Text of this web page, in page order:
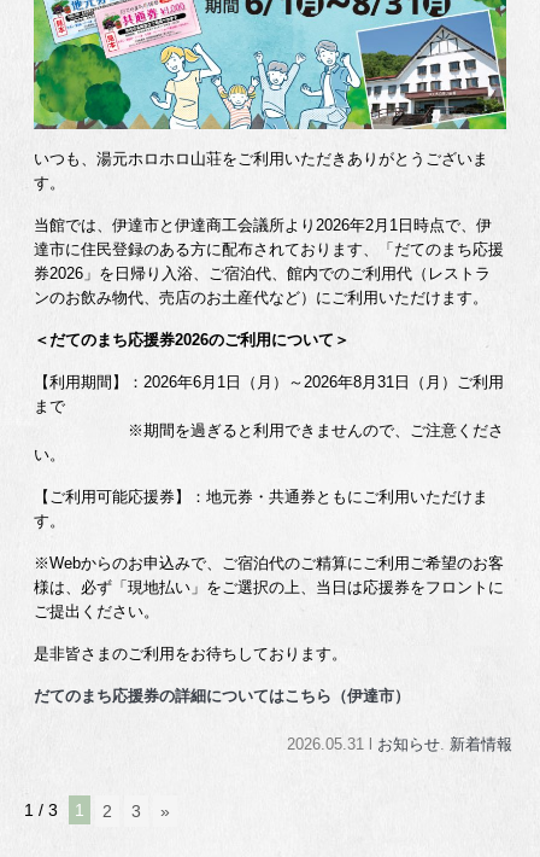
いつも、湯元ホロホロ山荘をご利用いただきありがとうございま
す。
当館では、伊達市と伊達商工会議所より2026年2月1日時点で、伊
達市に住民登録のある方に配布されております、「だてのまち応援
券2026」を日帰り入浴、ご宿泊代、館内でのご利用代（レストラ
ンのお飲み物代、売店のお土産代など）にご利用いただけます。
＜だてのまち応援券2026のご利用について＞
【利用期間】：2026年6月1日（月）～2026年8月31日（月）ご利用
まで
※期間を過ぎると利用できませんので、ご注意くださ
い。
【ご利用可能応援券】：地元券・共通券ともにご利用いただけま
す。
※Webからのお申込みで、ご宿泊代のご精算にご利用ご希望のお客
様は、必ず「現地払い」をご選択の上、当日は応援券をフロントに
ご提出ください。
是非皆さまのご利用をお待ちしております。
だてのまち応援券の詳細についてはこちら（伊達市）
2026.05.31 l お知らせ. 新着情報
1 / 3 1 2 3 »